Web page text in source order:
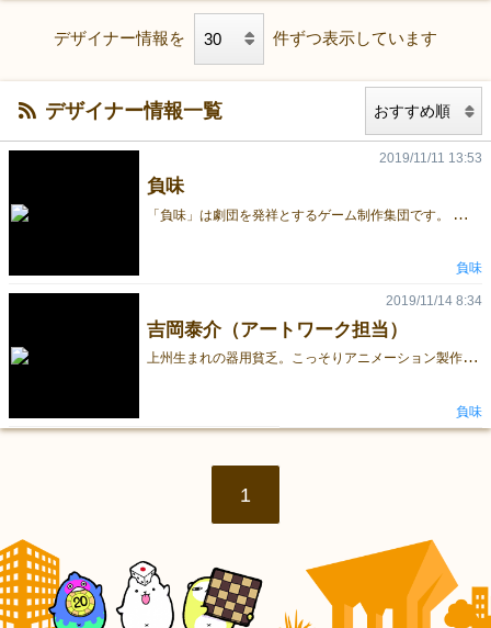
デザイナー情報を 件ずつ表示しています
デザイナー情報一覧
負味
「
負味」は劇団を発祥とするゲーム制作集団です。 時代や流行に左右されない「普遍的作品」を作りたいという思いでゲーム制作をしております。 【作品づくりへの想い】 演劇は「その時、その場所」でしか表現できないコンテンツです。 それゆえ、瞬間的な輝きを放ちますが、記憶の中だけにしか残りません。 負味はずっと残らない作品を作り続けてきました。 だから、いつか残る作品を作りたいと思っていました。 そんなときに出会ったのがボードゲームでした。 せっかく残る作品を作るのなら、 時代や流行に左右されない普遍的な作品を作りたい。 そんな想いで制作に当たっています。 【負味という名前の由来】 忘れました… 劇団時代の主催者が思いつきで考えた名前だと思います。 ただ、今になって思うのは、 「負け」は「勝ち」に至るまでに絶対に通る道だということです。 ネガティブな意味に捉えられることが多い名前ですが、 「負けたからこそ強くなれる」と考えたら、ポジティブに思えてきませんか？ 負けも楽しんでしまいましょう。 ゲームは勝者のためだけにあるわけじゃないのですから。 ■後日談 劇団時代の主催者に確認したところ、 『make edge』 あるいは『make age』という『かつて繁栄したが現在は名前しか残っていないアフリカ内陸部の都市の名がマケアジ』 という答えが返ってきたのですが、彼の妄想だと思います。
2019/11/11 13:53
負味
吉岡泰介（アートワーク担当）
上
州生まれの器用貧乏。こっそりアニメーション製作を目論んでいる。
2019/11/14 8:34
負味
1